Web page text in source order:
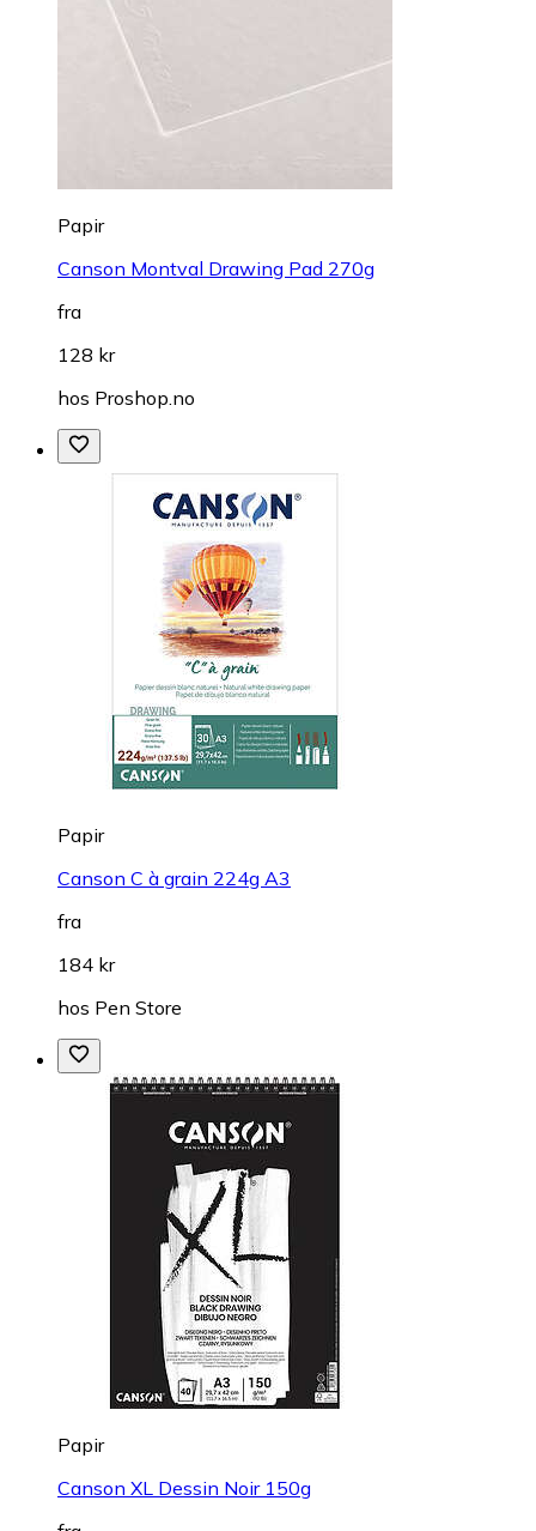
Papir
Canson Montval Drawing Pad 270g
fra
128 kr
hos Proshop.no
Papir
Canson C à grain 224g A3
fra
184 kr
hos Pen Store
Papir
Canson XL Dessin Noir 150g